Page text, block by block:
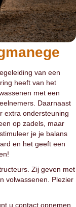
van een
heeft van het
met een
Daarnaast
extra ondersteuning
op zadels, maar
je je balans
en het geeft een
Zij geven met
volwassenen. Plezier
u contact opnemen